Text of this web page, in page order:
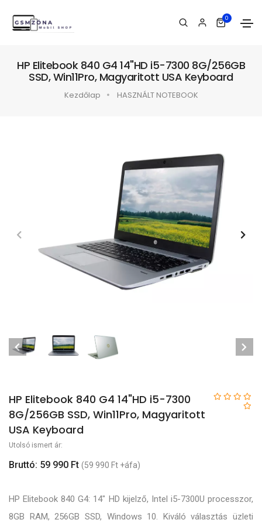
0
HP Elitebook 840 G4 14"HD i5-7300 8G/256GB
SSD, Win11Pro, Magyaritott USA Keyboard
Kezdőlap HASZNÁLT NOTEBOOK
HP Elitebook 840 G4 14"HD i5-7300
8G/256GB SSD, Win11Pro, Magyaritott
USA Keyboard
Utolsó ismert ár:
Bruttó: 59 990 Ft (59 990 Ft +áfa)
HP Elitebook 840 G4: 14" HD kijelző, Intel i5-7300U processzor,
8GB RAM, 256GB SSD, Windows 10. Kiváló választás üzleti